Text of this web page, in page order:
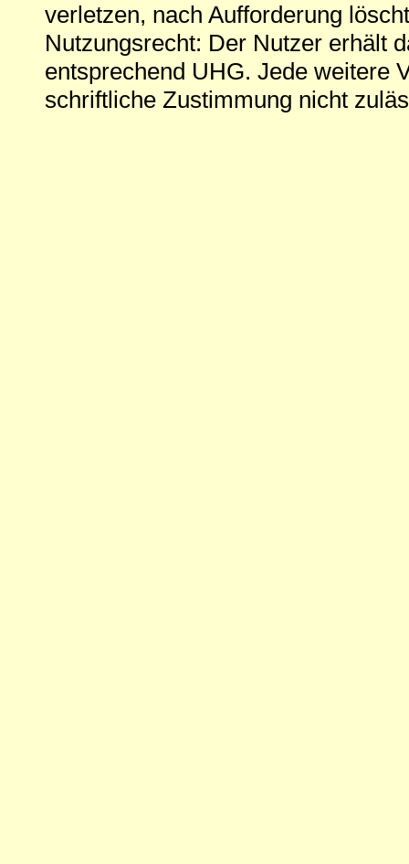
verletzen, nach Aufforderung
Nutzungsrecht: Der Nutzer erhält
entsprechend UHG. Jede weitere
schriftliche Zustimmung nicht